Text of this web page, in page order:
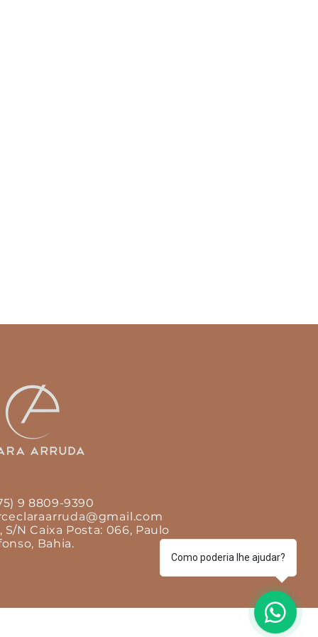
9 8809-9390
S/N Caixa Posta: 066, Paulo
Bahia.
Como poderia lhe ajudar?